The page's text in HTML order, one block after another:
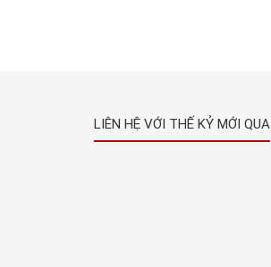
LIÊN HỆ VỚI THẾ KỶ MỚI QUA